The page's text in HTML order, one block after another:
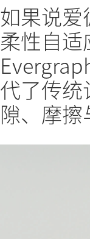
如果说
柔性自
代了传
隙、摩擦